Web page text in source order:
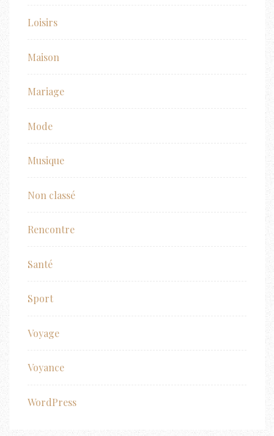
Loisirs
Maison
Mariage
Mode
Musique
Non classé
Rencontre
Santé
Sport
Voyage
Voyance
WordPress